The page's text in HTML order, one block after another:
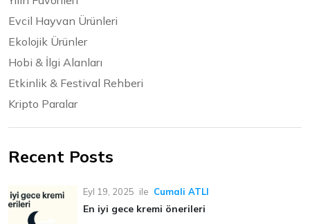
Evcil Hayvan Ürünleri
Ekolojik Ürünler
Hobi & İlgi Alanları
Etkinlik & Festival Rehberi
Kripto Paralar
Recent Posts
Eyl 19, 2025 ile Cumali ATLI
En iyi gece kremi önerileri